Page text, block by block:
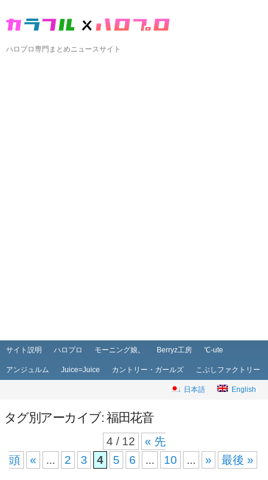
ハロプロ専門まとめニュースサイト
メインメニュー
メインコンテンツへ移動
サブコンテンツへ移動
サイト説明 ハロプロ モーニング娘。 Berryz工房 ℃-ute
アンジュルム Juice=Juice カントリー・ガールズ こぶしファクトリー
日本語 English
タグ別アーカイブ:福田花音
4 / 12
« 先
頭
« ... 2 3 4 5 6 ... 10 ... » 最後 »